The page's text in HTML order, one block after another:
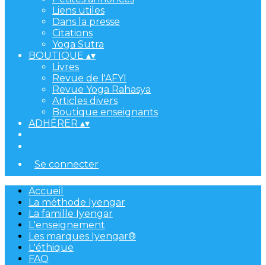
Liens utiles
Dans la presse
Citations
Yoga Sutra
BOUTIQUE ▴▾
Livres
Revue de l'AFYI
Revue Yoga Rahasya
Articles divers
Boutique enseignants
ADHÉRER ▴▾
Se connecter
Accueil
La méthode Iyengar
La famille Iyengar
L'enseignement
Les marques Iyengar®
L'éthique
FAQ